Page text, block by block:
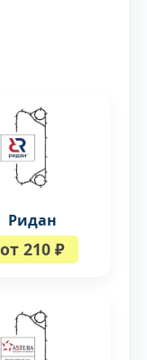
Ридан
от 210 ₽